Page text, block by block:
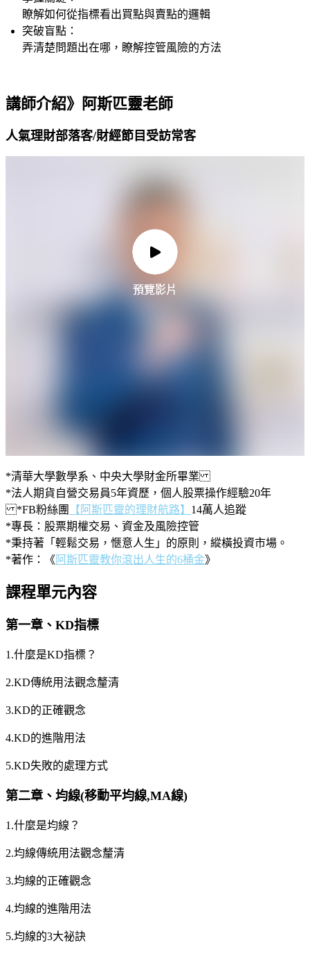
預覽影片
瞭解如何從指標看出買點與賣點的邏輯
突破盲點：
弄清楚問題出在哪，瞭解控管風險的方法
講師介紹》阿斯匹靈老師
人氣理財部落客/財經節目受訪常客
*清華大學數學系、中央大學財金所畢業
*法人期貨自營交易員5年資歷，個人股票操作經驗20年
*FB粉絲團
【阿斯匹靈的理財航路】 14萬人追蹤
*專長：股票期權交易、資金及風險控管
*秉持著「輕鬆交易，愜意人生」的原則，縱橫投資市場。
*著作：《 阿斯匹靈教你滾出人生的6桶金》
課程單元內容
第一章、KD指標
1.什麼是KD指標？
2.KD傳統用法觀念釐清
3.KD的正確觀念
4.KD的進階用法
5.KD失敗的處理方式
第二章、均線(移動平均線,MA線)
1.什麼是均線？
2.均線傳統用法觀念釐清
3.均線的正確觀念
4.均線的進階用法
5.均線的3大祕訣
預覽影片